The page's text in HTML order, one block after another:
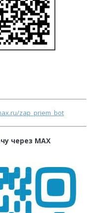
zap_priem_bot
через MAX